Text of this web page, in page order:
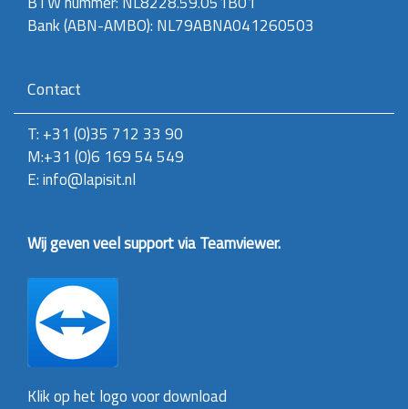
Bank (ABN-AMBO): NL79ABNA041260503
Contact
T: +31 (0)35 712 33 90
M:+31 (0)6 169 54 549
E: info@lapisit.nl
Wij geven veel support via Teamviewer.
Klik op het logo voor download